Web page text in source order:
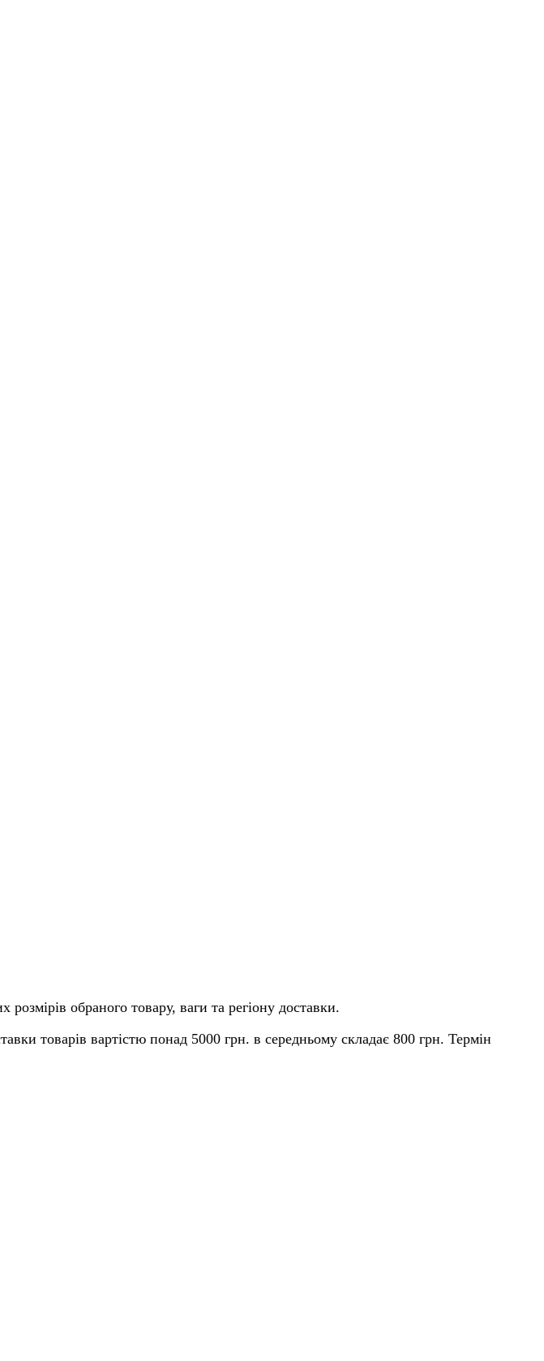
розмірів обраного товару, ваги та регіону доставки.
товарів вартістю понад 5000 грн. в середньому складає 800 грн. Термін